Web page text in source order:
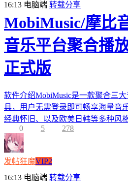
16:13 电脑端 转载分享
MobiMusic/摩比
音乐平台聚合播
正式版
软件介绍MobiMusic是一款聚合三
具，用户无需登录即可畅享海量音
经典怀旧、以及欧美日韩等多种风
0
5 278
发帖狂魔VIP2
16:13 电脑端 转载分享